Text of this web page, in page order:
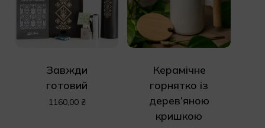
Завжди
готовий
1160,00 ₴
Керамічне
горнятко із
дерев’яною
кришкою